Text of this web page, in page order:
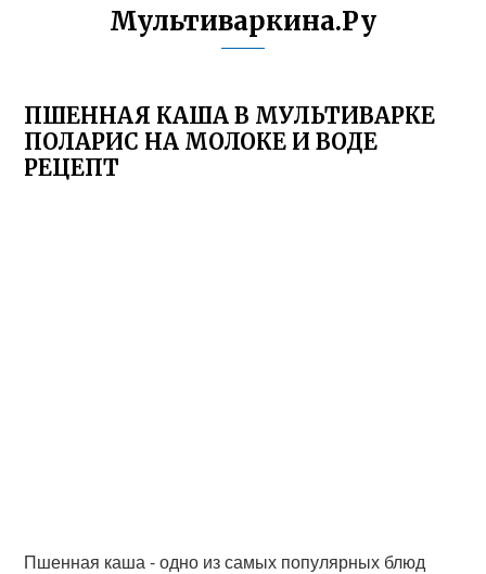
Мультиваркина.Ру
ПШЕННАЯ КАША В МУЛЬТИВАРКЕ
ПОЛАРИС НА МОЛОКЕ И ВОДЕ
РЕЦЕПТ
Пшенная каша - одно из самых популярных блюд